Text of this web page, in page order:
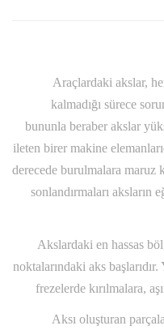
Araçlardaki akslar,
kalmadığı sürece
bununla beraber akslar
ileten birer makine
derecede burulmalara maruz
sonlandırmaları aksların
Akslardaki en hassas
noktalarındaki aks
frezelerde kırılmalara,
Aksı oluşturan